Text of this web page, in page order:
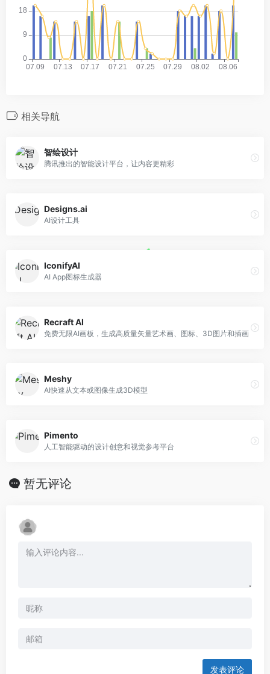
相关导航
智绘设计
腾讯推出的智能设计平台，让内容更精彩
Designs.ai
AI设计工具
IconifyAI
AI App图标生成器
Recraft AI
免费无限AI画板，生成高质量矢量艺术画、图标、3D图片和插画
Meshy
AI快速从文本或图像生成3D模型
Pimento
人工智能驱动的设计创意和视觉参考平台
暂无评论
发表评论